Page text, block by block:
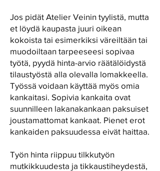
Jos pidät Atelier Veinin tyylistä, mutta
et löydä kaupasta juuri oikean
kokoista tai esimerkiksi väreiltään tai
muodoiltaan tarpeeseesi sopivaa
työtä, pyydä hinta-arvio räätälöidystä
tilaustyöstä alla olevalla lomakkeella.
Työssä voidaan käyttää myös omia
kankaitasi. Sopivia kankaita ovat
suunnilleen lakanakankaan paksuiset
joustamattomat kankaat. Pienet erot
kankaiden paksuudessa eivät haittaa.
Työn hinta riippuu tilkkutyön
mutkikkuudesta ja tikkaustiheydestä,